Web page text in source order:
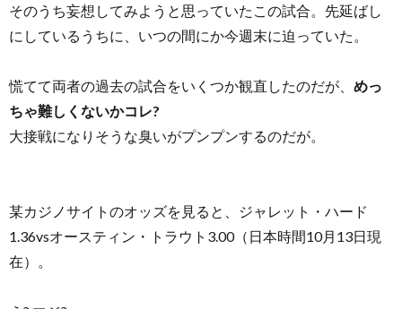
そのうち妄想してみようと思っていたこの試合。先延ばし
にしているうちに、いつの間にか今週末に迫っていた。
慌てて両者の過去の試合をいくつか観直したのだが、 めっ
ちゃ難しくないかコレ?
大接戦になりそうな臭いがプンプンするのだが。
某カジノサイトのオッズを見ると、ジャレット・ハード
1.36vsオースティン・トラウト3.00（日本時間10月13日現
在）。